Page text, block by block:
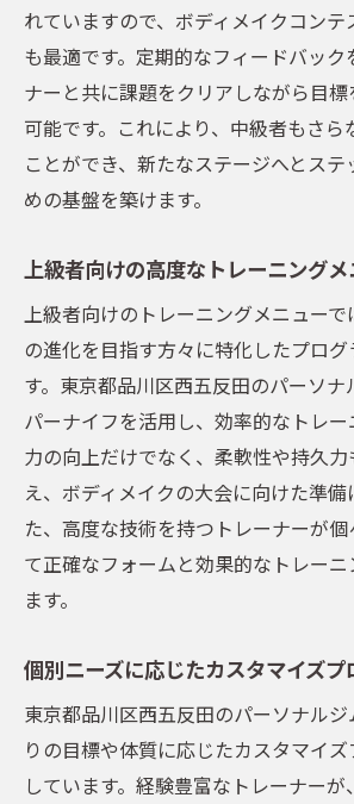
れていますので、ボディメイクコン
も最適です。定期的なフィードバック
ナーと共に課題をクリアしながら目
可能です。これにより、中級者もさら
ことができ、新たなステージへとス
めの基盤を築けます。
上級者向けの高度なトレーニングメ
上級者向けのトレーニングメニュー
の進化を目指す方々に特化したプロ
す。東京都品川区西五反田のパーソナ
パーナイフを活用し、効率的なトレ
力の向上だけでなく、柔軟性や持久
え、ボディメイクの大会に向けた準備
た、高度な技術を持つトレーナーが
て正確なフォームと効果的なトレー
ます。
個別ニーズに応じたカスタマイズプ
東京都品川区西五反田のパーソナル
りの目標や体質に応じたカスタマイ
しています。経験豊富なトレーナー